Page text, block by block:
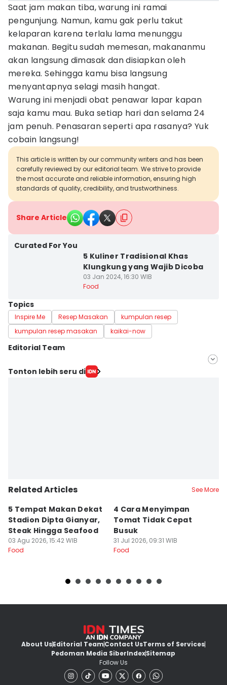
Saat jam makan tiba, warung ini ramai
pengunjung. Namun, kamu gak perlu takut
kelaparan karena terlalu lama menunggu
makanan. Begitu sudah memesan, makananmu
akan langsung dimasak dan disiapkan oleh
mereka. Sehingga kamu bisa langsung
menyantapnya selagi masih hangat.
Warung ini menjadi obat penawar lapar kapan
saja kamu mau. Buka setiap hari dan selama 24
jam penuh. Penasaran seperti apa rasanya? Yuk
cobain langsung!
This article is written by our community writers and has been
carefully reviewed by our editorial team. We strive to provide
the most accurate and reliable information, ensuring high
standards of quality, credibility, and trustworthiness.
Share Article
Curated For You
5 Kuliner Tradisional Khas
Klungkung yang Wajib Dicoba
03 Jan 2024, 16:30 WIB
Food
Topics
Inspire Me Resep Masakan
kumpulan resep
kumpulan resep masakan
kaikai-now
Editorial Team
Editor
Tonton lebih seru di
Related Articles See More
5 Tempat Makan Dekat
Stadion Dipta Gianyar,
Steak Hingga Seafood
03 Agu 2026, 15:42 WIB
Food
4 Cara Menyimpan
Tomat Tidak Cepat
Busuk
31 Jul 2026, 09:31 WIB
Food
About UsEditorial TeamContact UsTerms of Services
Pedoman Media SiberIndexSitemap
Follow Us